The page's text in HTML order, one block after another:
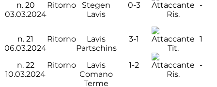
n. 20
03.03.2024
Ritorno
Stegen
Lavis
0-3
Ris.
-
n.21
06.03.2024
Ritorno
Lavis
Partschins
3-1
Tit.
1
n. 22
10.03.2024
Ritorno
Lavis
Comano
Terme
1-2
Ris.
-